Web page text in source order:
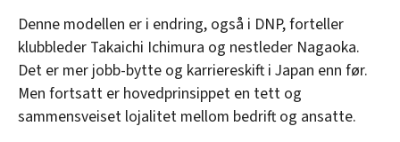
Denne modellen er i endring, også i DNP, forteller
klubbleder Takaichi Ichimura og nestleder Nagaoka.
Det er mer jobb-bytte og karriereskift i Japan enn før.
Men fortsatt er hovedprinsippet en tett og
sammensveiset lojalitet mellom bedrift og ansatte.